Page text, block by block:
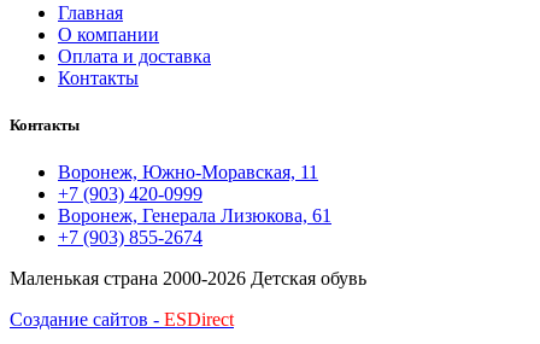
Главная
О компании
Оплата и доставка
Контакты
Контакты
Воронеж, Южно-Моравская, 11
+7 (903) 420-0999
Воронеж, Генерала Лизюкова, 61
+7 (903) 855-2674
Маленькая страна 2000-2026 Детская обувь
Создание сайтов - ESDirect